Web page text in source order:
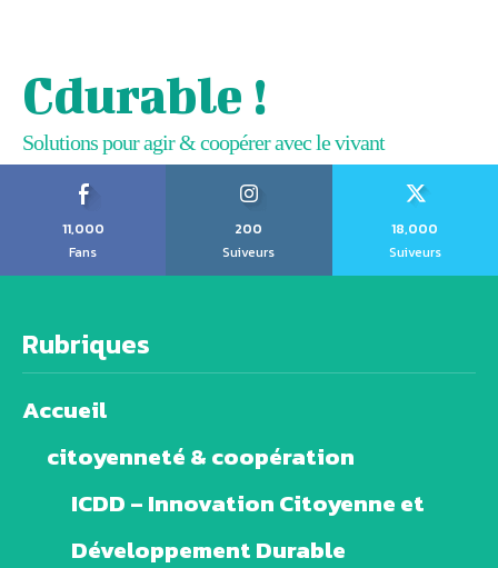
Cdurable !
Solutions pour agir & coopérer avec le vivant
11,000
Fans
200
Suiveurs
18,000
Suiveurs
Rubriques
Accueil
citoyenneté & coopération
ICDD – Innovation Citoyenne et
Développement Durable